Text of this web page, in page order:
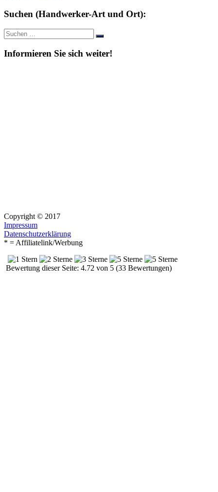
Suchen (Handwerker-Art und Ort):
Suche
nach:
Suchen
Informieren Sie sich weiter!
Copyright © 2017
Impressum
Datenschutzerklärung
* = Affiliatelink/Werbung
Bewertung dieser Seite: 4.72 von 5 (33 Bewertungen)